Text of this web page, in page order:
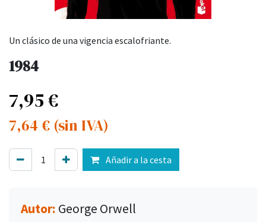
Un clásico de una vigencia escalofriante.
1984
7,95€
7,64 € (sin IVA)
Añadir a la cesta
Autor: George Orwell